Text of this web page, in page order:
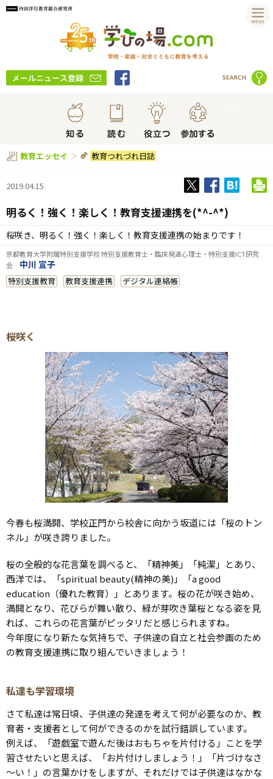
教育エッセイ 教育つれづれ日誌
2019.04.15
明るく！強く！楽しく！教育支援連携を(*^-^*)
桜咲き、明るく！強く！楽しく！教育支援連携の始まりです！
京都教育大学附属特別支援学校 特別支援教育士・臨床発達心理士・特別支援ICT研究
会 中川 宣子
特別支援教育 教育支援連携 デジタル連絡帳
桜咲く
今春も桜満開、学校正門から校舎に向かう坂道には「桜のトン
ネル」が咲き誇りました。
桜の全般的な花言葉を調べると、「精神美」「純潔」とあり、
西洋では、「spiritual beauty(精神の美)」「a good
education（優れた教育）」とあります。桜の花が咲き始め、
満開となり、花びらが舞い散り、緑が芽吹き葉桜となる姿を見
れば、これらの花言葉がピッタリだと感じられますね。
今年度になり新たな気持ちで、子供達の自立と社会参画のため
の教育支援連携に取り組んでいきましょう！
私達も学習環境
さて私達は常日頃、子供達の発達を考えて何が必要なのか、教
育者・支援者として何ができるのかを試行錯誤しています。
例えば、「遊戯室で遊んだ後はおもちゃを片付ける」ことを学
習させたいと思えば、「お片付けしましょう！」「片づけなさ
～い！」の言葉かけをしますが、それだけでは子供達はなかな